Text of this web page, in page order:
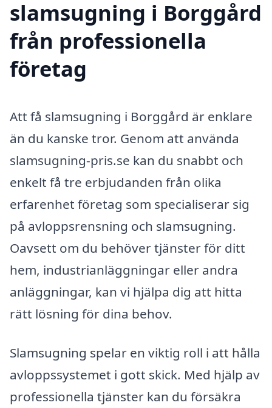
slamsugning i Borggård
från professionella
företag
Att få slamsugning i Borggård är enklare
än du kanske tror. Genom att använda
slamsugning-pris.se kan du snabbt och
enkelt få tre erbjudanden från olika
erfarenhet företag som specialiserar sig
på avloppsrensning och slamsugning.
Oavsett om du behöver tjänster för ditt
hem, industrianläggningar eller andra
anläggningar, kan vi hjälpa dig att hitta
rätt lösning för dina behov.
Slamsugning spelar en viktig roll i att hålla
avloppssystemet i gott skick. Med hjälp av
professionella tjänster kan du försäkra